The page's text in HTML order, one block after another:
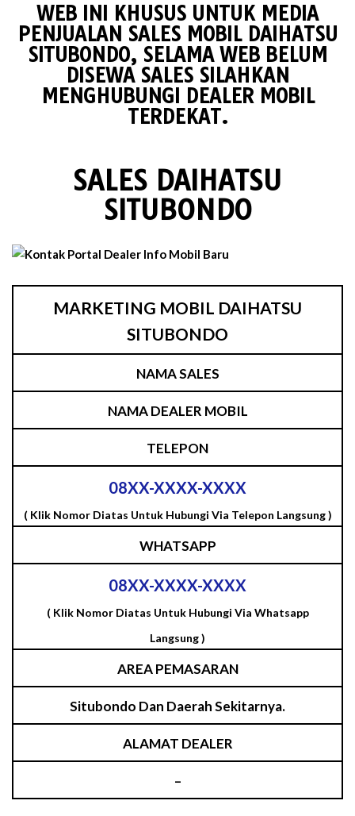
WEB INI KHUSUS UNTUK MEDIA
PENJUALAN SALES MOBIL DAIHATSU
SITUBONDO, SELAMA WEB BELUM
DISEWA SALES SILAHKAN
MENGHUBUNGI DEALER MOBIL
TERDEKAT.
SALES DAIHATSU
SITUBONDO
MARKETING MOBIL DAIHATSU
SITUBONDO
NAMA SALES
NAMA DEALER MOBIL
TELEPON
08XX-XXXX-XXXX
( Klik Nomor Diatas Untuk Hubungi Via Telepon Langsung )
WHATSAPP
08XX-XXXX-XXXX
( Klik Nomor Diatas Untuk Hubungi Via Whatsapp
Langsung )
AREA PEMASARAN
Situbondo Dan Daerah Sekitarnya.
ALAMAT DEALER
–